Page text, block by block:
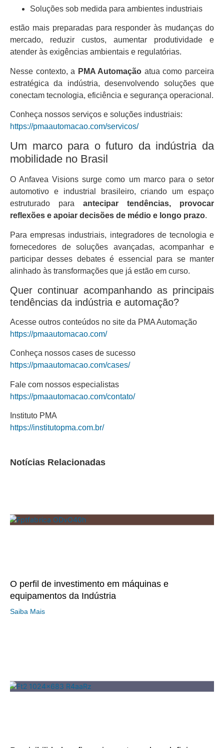
Soluções sob medida para ambientes industriais
estão mais preparadas para responder às mudanças do
mercado, reduzir custos, aumentar produtividade e
atender às exigências ambientais e regulatórias.
Nesse contexto, a PMA Automação atua como parceira
estratégica da indústria, desenvolvendo soluções que
conectam tecnologia, eficiência e segurança operacional.
Conheça nossos serviços e soluções industriais:
https://pmaautomacao.com/servicos/
Um marco para o futuro da indústria da
mobilidade no Brasil
O Anfavea Visions surge como um marco para o setor
automotivo e industrial brasileiro, criando um espaço
estruturado para antecipar tendências, provocar
reflexões e apoiar decisões de médio e longo prazo.
Para empresas industriais, integradores de tecnologia e
fornecedores de soluções avançadas, acompanhar e
participar desses debates é essencial para se manter
alinhado às transformações que já estão em curso.
Quer continuar acompanhando as principais
tendências da indústria e automação?
Acesse outros conteúdos no site da PMA Automação
https://pmaautomacao.com/
Conheça nossos cases de sucesso
https://pmaautomacao.com/cases/
Fale com nossos especialistas
https://pmaautomacao.com/contato/
Instituto PMA
https://institutopma.com.br/
Notícias Relacionadas
O perfil de investimento em máquinas e
equipamentos da Indústria
Saiba Mais